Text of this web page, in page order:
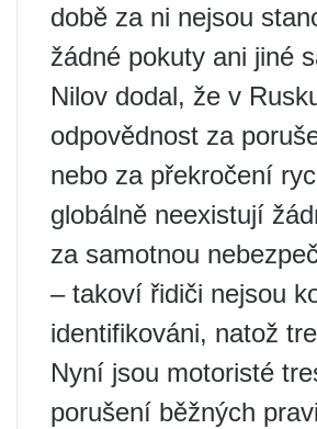
době za ni nejsou
žádné pokuty ani jiné
Nilov dodal, že v
odpovědnost za
nebo za překročení
globálně neexistují
za samotnou
– takoví řidiči nejsou
identifikováni, natož
Nyní jsou motoristé
porušení běžných